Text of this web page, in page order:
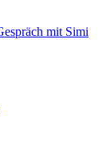
mit Simi